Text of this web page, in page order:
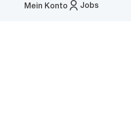
Jobs
Mein Konto
Menü